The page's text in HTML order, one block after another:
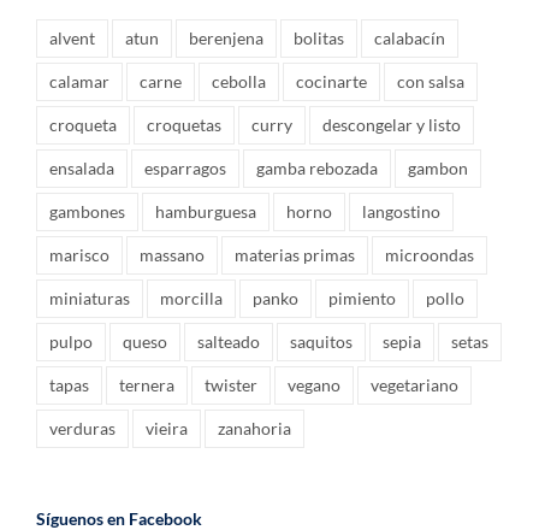
alvent atun berenjena bolitas calabacín
calamar carne cebolla cocinarte con salsa
croqueta croquetas curry descongelar y listo
ensalada esparragos gamba rebozada gambon
gambones hamburguesa horno langostino
marisco massano materias primas microondas
miniaturas morcilla panko pimiento pollo
pulpo queso salteado saquitos sepia setas
tapas ternera twister vegano vegetariano
verduras vieira zanahoria
Síguenos en Facebook